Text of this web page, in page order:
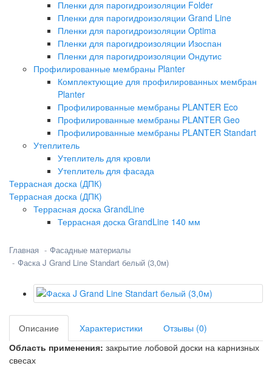
Пленки для парогидроизоляции Folder
Пленки для парогидроизоляции Grand Line
Пленки для парогидроизоляции Optima
Пленки для парогидроизоляции Изоспан
Пленки для парогидроизоляции Ондутис
Профилированные мембраны Planter
Комплектующие для профилированных мембран
Planter
Профилированные мембраны PLANTER Eco
Профилированные мембраны PLANTER Geo
Профилированные мембраны PLANTER Standart
Утеплитель
Утеплитель для кровли
Утеплитель для фасада
Террасная доска (ДПК)
Террасная доска (ДПК)
Террасная доска GrandLine
Террасная доска GrandLine 140 мм
Главная
Фасадные материалы
Фаска J Grand Line Standart белый (3,0м)
Описание Характеристики
Отзывы (0)
Область применения: закрытие лобовой доски на карнизных
свесах